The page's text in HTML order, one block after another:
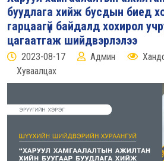
буудлага хийж бусдын биед
гарцаагүй байдалд хохирол
цагаатгаж шийдвэрлэлээ
2023-08-17 Админ
Хуваалцах